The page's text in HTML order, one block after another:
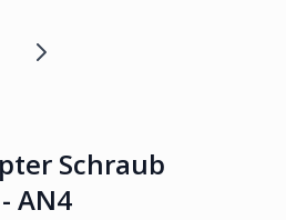
Schraub
AN4